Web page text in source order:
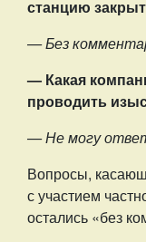
станцию
— Без
— Какая
проводить
— Не могу
Вопросы,
с участием
остались «без